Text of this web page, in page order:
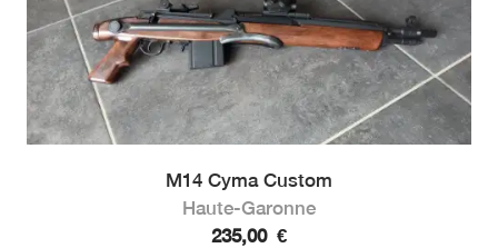
M14 Cyma Custom
Haute-Garonne
235,00 €